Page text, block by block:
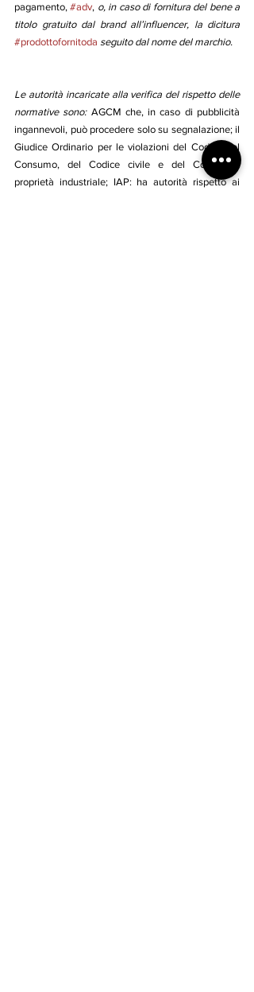
pagamento, #adv, o, in caso di fornitura del bene a
#prodottofornitoda seguito dal nome del marchio.
Le autorità incaricate alla verifica del rispetto delle
normative sono: AGCM che, in caso di pubblicità
ingannevoli, può procedere solo su segnalazione; il
Giudice Ordinario per le violazioni del Codice del
Consumo, del Codice civile e del Codice di
proprietà industriale; IAP: ha autorità rispetto ai